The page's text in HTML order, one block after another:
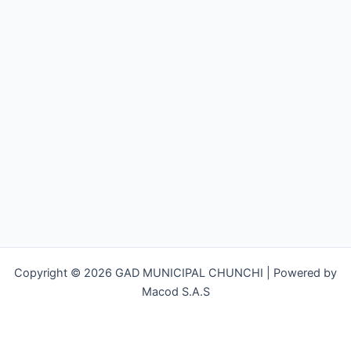
Copyright © 2026 GAD MUNICIPAL CHUNCHI | Powered by
Macod S.A.S